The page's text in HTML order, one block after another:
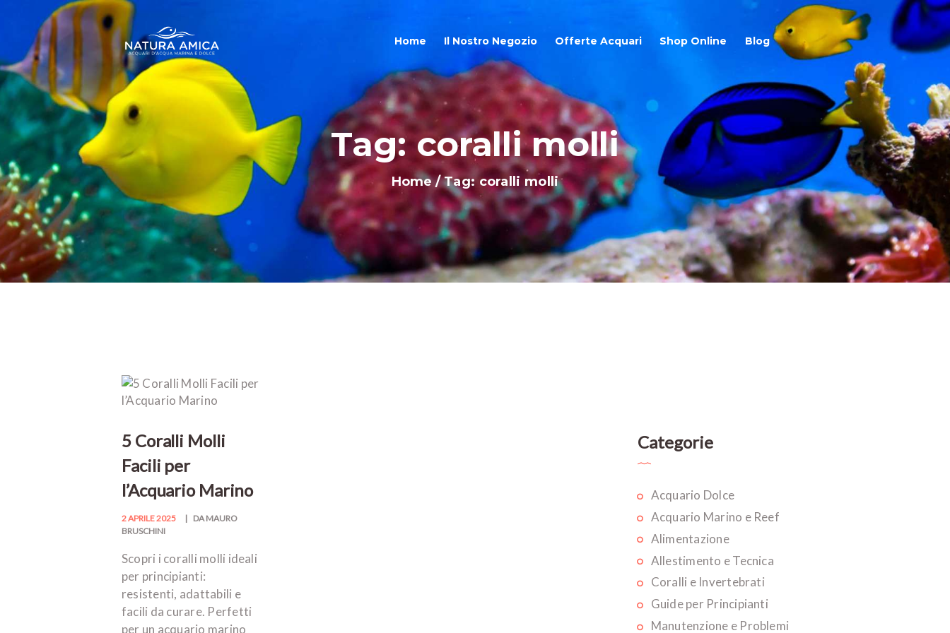
Home Il Nostro Negozio Offerte Acquari Shop Online Blog
Tag: coralli molli
Home Tag: coralli molli
IL NOSTRO NEGOZIO
OFFERTE ACQUARI
SHOP ONLINE
BLOG
5 Coralli Molli
Facili per
l’Acquario Marino
2 APRILE 2025
DA MAURO
BRUSCHINI
Scopri i coralli molli ideali
per principianti:
resistenti, adattabili e
facili da curare. Perfetti
per un acquario marino
Categorie
Acquario Dolce
Acquario Marino e Reef
Alimentazione
Allestimento e Tecnica
Coralli e Invertebrati
Guide per Principianti
Manutenzione e Problemi